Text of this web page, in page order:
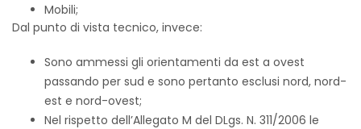
Mobili;
Dal punto di vista tecnico, invece:
Sono ammessi gli orientamenti da est a ovest
passando per sud e sono pertanto esclusi nord, nord-
est e nord-ovest;
Nel rispetto dell’Allegato M del DLgs. N. 311/2006 le